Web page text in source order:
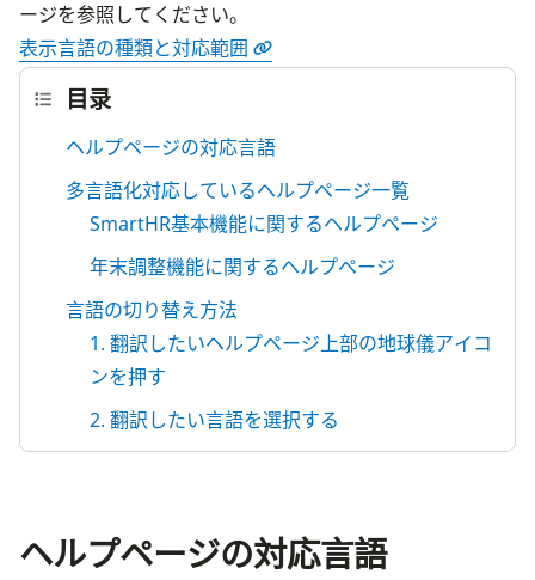
ージを参照してください。
表示言語の種類と対応範囲
目录
ヘルプページの対応言語
多言語化対応しているヘルプページ一覧
SmartHR基本機能に関するヘルプページ
年末調整機能に関するヘルプページ
言語の切り替え方法
1. 翻訳したいヘルプページ上部の地球儀アイコ
ンを押す
2. 翻訳したい言語を選択する
ヘルプページの対応言語